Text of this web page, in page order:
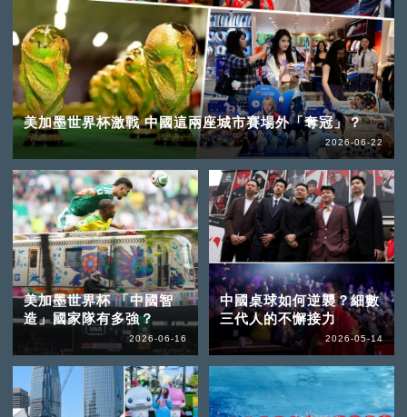
美加墨世界杯激戰 中國這兩座城市賽場外「奪冠」？
2026-06-22
美加墨世界杯 「中國智
造」國家隊有多強？
2026-06-16
中國桌球如何逆襲？細數
三代人的不懈接力
2026-05-14